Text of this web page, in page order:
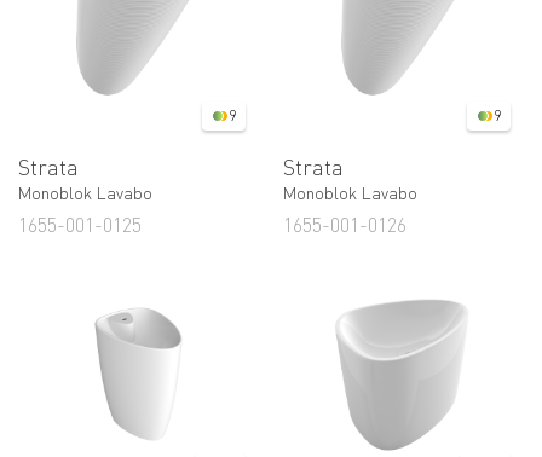
9
Strata
Monoblok Lavabo
1655-001-0125
9
Strata
Monoblok Lavabo
1655-001-0126